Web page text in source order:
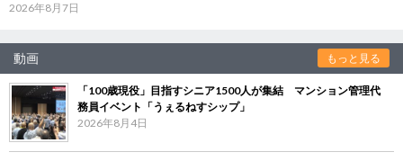
2026年8月7日
動画 もっと見る
「100歳現役」目指すシニア1500人が集結 マンション管理代
務員イベント「うぇるねすシップ」
2026年8月4日